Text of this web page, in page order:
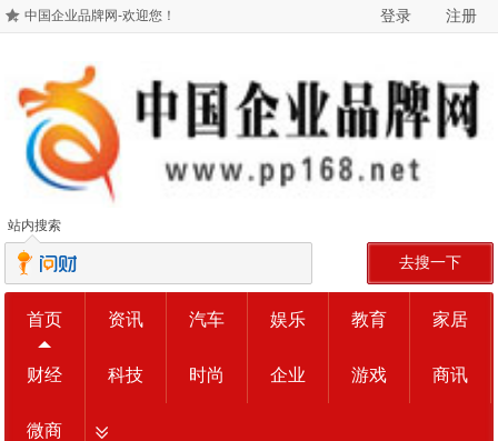
中国企业品牌网-欢迎您！ 登录 注册
站内搜索
去搜一下
首页 资讯 汽车 娱乐 教育 家居
财经 科技 时尚 企业 游戏 商讯
微商